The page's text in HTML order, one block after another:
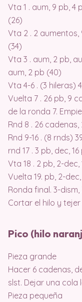
Vta 1 . aum, 9 pb, 4
(26)
Vta 2 . 2 aumentos,
(34)
Vta 3 . aum, 2 pb,
aum, 2 pb (40)
Vta 4-6 . (3 hileras)
Vuelta 7 . 26 pb, 9
de la ronda 7.
Rnd 8 . 26
Rnd 9-16 . (8 rnds)
rnd 17 . 3 pb, dec,
Vta 18 . 2 pb, 2-dec,
Vuelta 19. pb, 2-
Ronda final. 3-dism,
Cortar el hilo y tejer
Pico (hilo
Pieza grande
Hacer 6 cadenas,
slst. Dejar una cola
Pieza pequeña